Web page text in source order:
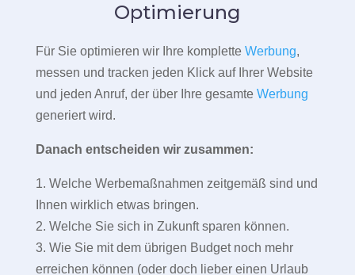
Optimierung
Für Sie optimieren wir Ihre komplette Werbung,
messen und tracken jeden Klick auf Ihrer Website
und jeden Anruf, der über Ihre gesamte Werbung
generiert wird.
Danach entscheiden wir zusammen:
1. Welche Werbemaßnahmen zeitgemäß sind und
Ihnen wirklich etwas bringen.
2. Welche Sie sich in Zukunft sparen können.
3. Wie Sie mit dem übrigen Budget noch mehr
erreichen können (oder doch lieber einen Urlaub